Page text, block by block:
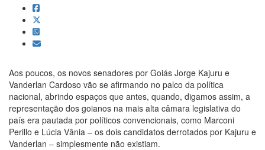
Aos poucos, os novos senadores por Goiás Jorge Kajuru e
Vanderlan Cardoso vão se afirmando no palco da política
nacional, abrindo espaços que antes, quando, digamos assim, a
representação dos goianos na mais alta câmara legislativa do
país era pautada por políticos convencionais, como Marconi
Perillo e Lúcia Vânia – os dois candidatos derrotados por Kajuru e
Vanderlan – simplesmente não existiam.